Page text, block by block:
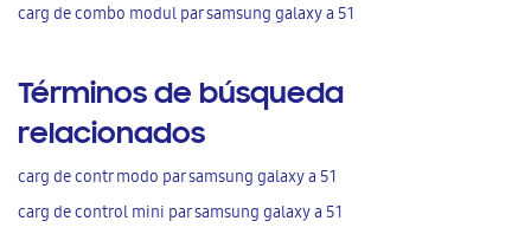
carg de combo modul par samsung galaxy a 51
Términos de búsqueda
relacionados
carg de contr modo par samsung galaxy a 51
carg de control mini par samsung galaxy a 51